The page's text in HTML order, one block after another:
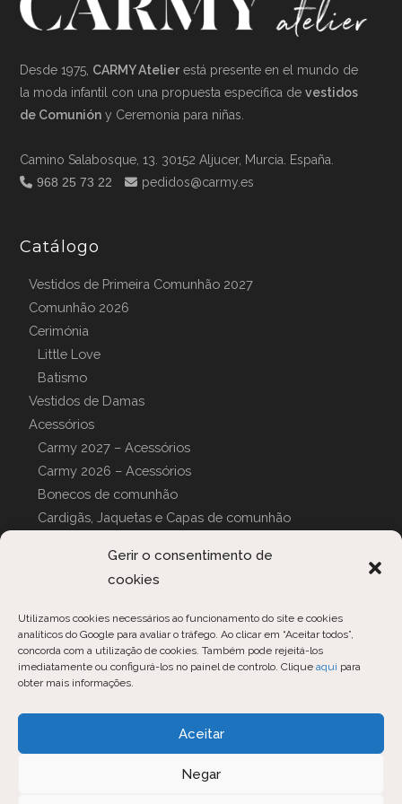
Gerir o consentimento de
cookies
Utilizamos cookies necessários ao funcionamento do site e cookies
analíticos do Google para avaliar o tráfego. Ao clicar em “Aceitar todos”,
concorda com a utilização de cookies. Também pode rejeitá-los
imediatamente ou configurá-los no painel de controlo. Clique aqui para
obter mais informações.
Aceitar
Negar
Desde 1975, CARMY Atelier está presente en el mundo de
la moda infantil con una propuesta específica devestidos
de Comunión y Ceremonia para niñas.
Camino Salabosque, 13. 30152 Aljucer, Murcia. España.
968 25 73 22
pedidos@carmy.es
Catálogo
Vestidos de Primeira Comunhão 2027
Comunhão 2026
Cerimónia
Little Love
Batismo
Vestidos de Damas
Acessórios
Carmy 2027 – Acessórios
Carmy 2026 – Acessórios
Bonecos de comunhão
Cardigãs, Jaquetas e Capas de comunhão
Pijamas e Roupões
in
in
in